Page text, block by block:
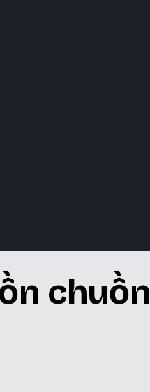
chuồn